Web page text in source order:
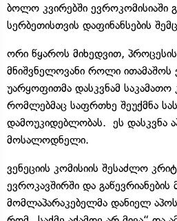
ბოლო კვირებში ევროკომისიაში
სერბეთისთვის დაფინანსების
ორი წყაროს მიხედვით,
მნიშვნელოვანი როლი ითამაშოს
უარყოფითმა დასკვნამ საკამათო
რომლებმაც საფრთხე შეუქმნა
დამოუკიდებლობას. ეს დასკვნა
მოსალოდნელი.
ვენეციის კომისიის შესაძლო
ევროკავშირში და გაწევრიანების
მომლაპარაკებელმა დანიელ